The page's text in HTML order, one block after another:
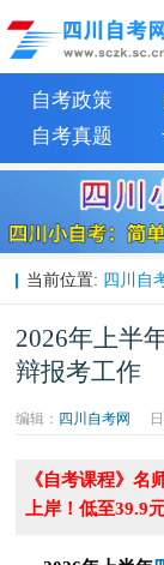
自考政策
自考真题
当前位置: 四川自
2026年上半
辩报考工作
编辑： 四川自考网
《自考课程》名
上岸！低至39.9